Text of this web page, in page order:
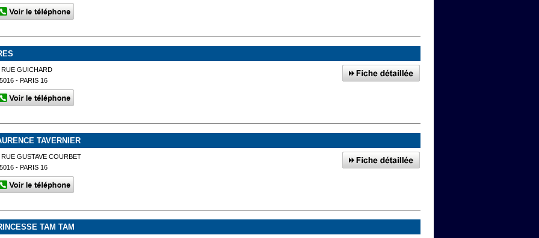
RUE GUICHARD
- PARIS 16
TAVERNIER
RUE GUSTAVE COURBET
- PARIS 16
TAM TAM